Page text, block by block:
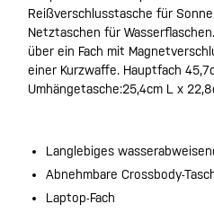
Reißverschlusstasche für
Netztaschen für
über ein Fach mit
einer Kurzwaffe. Hauptfach
Umhängetasche:25,4cm L x
Langlebiges
Abnehmbare Crossbody-
Laptop-Fach